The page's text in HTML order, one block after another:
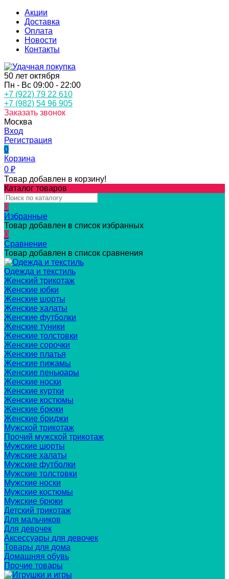
Акции
Доставка
Оплата
Новости
Контакты
50 лет октября
Пн - Вс 09:00 - 22:00
+7 (922) 79 22 610
+7 (982) 54 96 905
Заказать звонок
Москва
Вход
Регистрация
0
Корзина
0 ₽
Товар добавлен в корзину!
Каталог товаров
0
Избранные
Товар добавлен в список избранных
0
Сравнение
Товар добавлен в список сравнения
Одежда и текстиль
Женский трикотаж
Женские юбки
Женские шорты
Женские халаты
Женские футболки
Женские туники
Женские толстовки
Женские сорочки
Женские платья
Женские пижамы
Женские пеньюары
Женские носки
Женские куртки
Женские костюмы
Женские брюки
Женские бриджи
Мужской трикотаж
Прочий мужской трикотаж
Мужские шорты
Мужские халаты
Мужские футболки
Мужские толстовки
Мужские носки
Мужские костюмы
Мужские брюки
Детский трикотаж
Для мальчиков
Для девочек
Аксессуары для девочек
Товары для дома
Домашняя обувь
Прочие товары